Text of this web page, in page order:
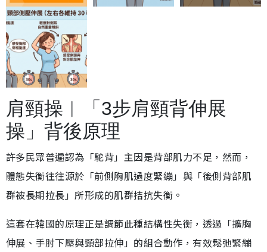
肩頸操︱「3步肩頸背伸展
操」背後原理
許多民眾普遍認為「駝背」主因是背部肌力不足，然而，
體態失衡往往源於「前側胸肌過度緊繃」與「後側背部肌
群被長期拉長」所形成的肌群拮抗失衡。
這套在韓國的原理正是調節此種結構性失衡，透過「擴胸
伸展、手肘下壓與頸部拉伸」的組合動作，有效鬆弛緊繃